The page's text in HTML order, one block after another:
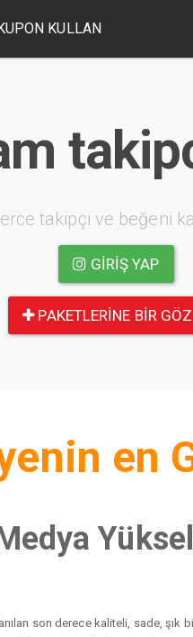
KULLAN
takipçi ve beğeni
GIRIŞ YAP
PAKETLERINE BIR
en
son derece kaliteli, sade, şık